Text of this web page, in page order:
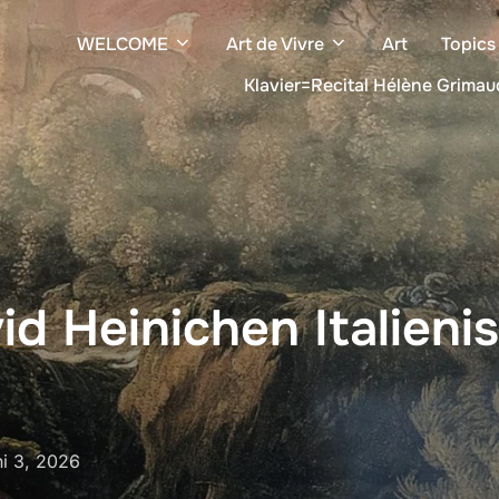
WELCOME Art de Vivre Art Topics
Klavier=Recital Hélène
Heinichen
3, 2026